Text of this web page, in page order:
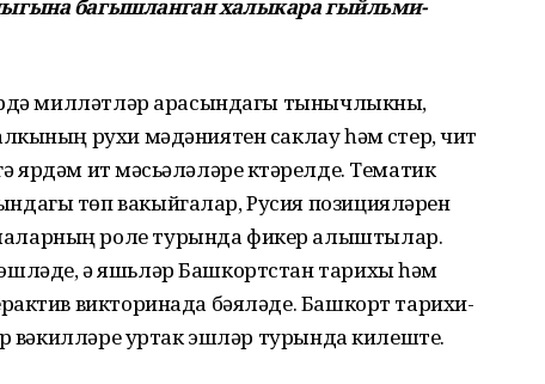
багышланган халыкара гыйльми-
милләтләр арасындагы тынычлыкны,
рухи мәдәниятен саклау һәм үстерү, чит
итү мәсьәләләре күтәрелде. Тематик
төп вакыйгалар, Русия позицияләрен
роле турында фикер алыштылар.
ә яшьләр Башкортстан тарихы һәм
викторинада бәяләде. Башкорт тарихи-
вәкилләре уртак эшләр турында килеште.